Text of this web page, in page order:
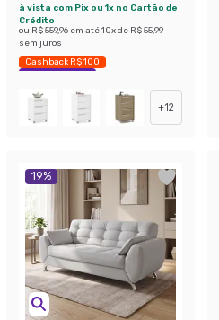
à vista com Pix ou 1x no Cartão de
Crédito
ou R$ 559,96 em até10x de R$ 55,99
sem juros
Cashback R$ 100
Economize 34%
+12
19%